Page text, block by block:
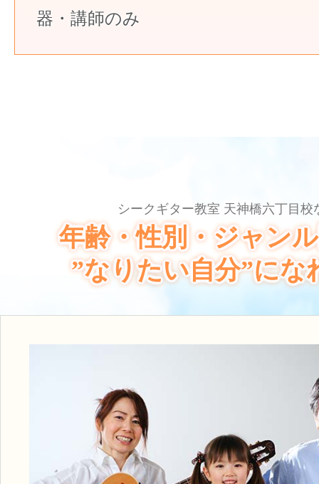
器・講師のみ
シークギター教室 天神橋六丁目校
年齢・性別・ジャン
”なりたい自分”にな